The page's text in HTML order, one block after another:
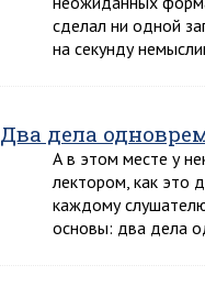
сделал ни одной
на секунду
Два дела
А в этом месте у
лектором, как это
каждому
основы: два дела